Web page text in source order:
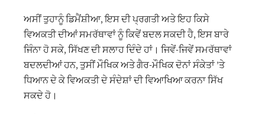
ਅਸੀਂ ਤੁਹਾਨੂੰ ਡਿਮੈਂਸ਼ੀਆ, ਇਸ ਦੀ ਪ੍ਰਗਤੀ ਅਤੇ ਇਹ ਕਿਸੇ
ਵਿਅਕਤੀ ਦੀਆਂ ਸਮਰੱਥਾਵਾਂ ਨੂੰ ਕਿਵੇਂ ਬਦਲ ਸਕਦੀ ਹੈ, ਇਸ ਬਾਰੇ
ਜਿੰਨਾ ਹੋ ਸਕੇ, ਸਿੱਖਣ ਦੀ ਸਲਾਹ ਦਿੰਦੇ ਹਾਂ। ਜਿਵੇਂ-ਜਿਵੇਂ ਸਮਰੱਥਾਵਾਂ
ਬਦਲਦੀਆਂ ਹਨ, ਤੁਸੀਂ ਮੌਖਿਕ ਅਤੇ ਗੈਰ-ਮੌਖਿਕ ਦੋਨਾਂ ਸੰਕੇਤਾਂ ’ਤੇ
ਧਿਆਨ ਦੇ ਕੇ ਵਿਅਕਤੀ ਦੇ ਸੰਦੇਸ਼ਾਂ ਦੀ ਵਿਆਖਿਆ ਕਰਨਾ ਸਿੱਖ
ਸਕਦੇ ਹੋ।